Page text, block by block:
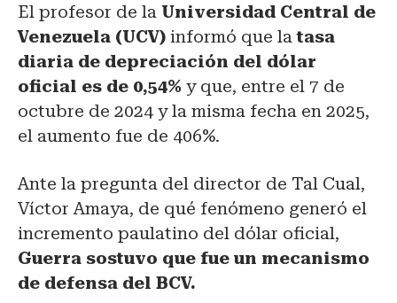
El profesor de la Universidad Central de
Venezuela (UCV) informó que latasa
diaria de depreciación del dólar
oficial es de 0,54% y que, entre el 7 de
octubre de 2024 y la misma fecha en 2025,
el aumento fue de 406%.
Ante la pregunta del director de Tal Cual,
Víctor Amaya, de qué fenómeno generó el
incremento paulatino del dólar oficial,
Guerra sostuvo que fue un mecanismo
de defensa del BCV.